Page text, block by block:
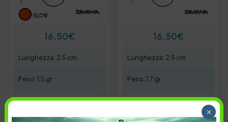
16,50€
Lunghezza: 2.5 cm
Peso: 1.5 gr
Affondabilità: 0.1-0.3 mt
16,50€
Lunghezza: 2.5 cm
Peso: 1.7 gr
Affondabilità: 0.8-1.5 mt
×